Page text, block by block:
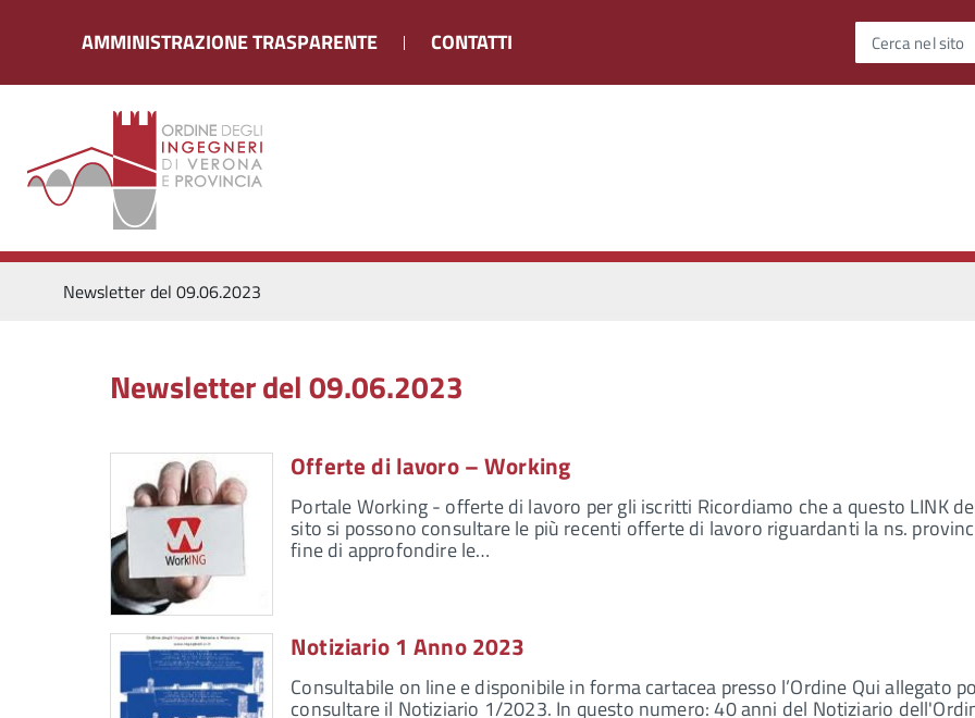
AMMINISTRAZIONE TRASPARENTE CONTATTI Cerca nel sito
Newsletter del 09.06.2023
Newsletter del 09.06.2023
Offerte di lavoro – Working
Portale Working - offerte di lavoro per gli iscritti Ricordiamo che a questo LINK
sito si possono consultare le più recenti offerte di lavoro riguardanti la ns.
fine di approfondire le…
Notiziario 1 Anno 2023
Consultabile on line e disponibile in forma cartacea presso l’Ordine Qui allegato
consultare il Notiziario 1/2023. In questo numero: 40 anni del Notiziario